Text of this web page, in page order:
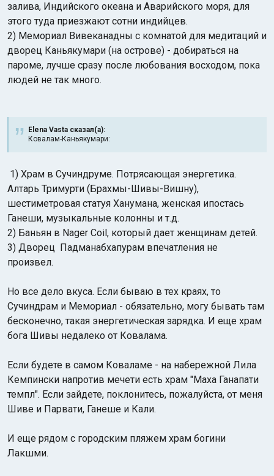
залива, Индийского океана и Аварийского моря, для
этого туда приезжают сотни индийцев.
2) Мемориал Вивеканадны с комнатой для медитаций и
дворец Каньякумари (на острове) - добираться на
пароме, лучше сразу после любования восходом, пока
людей не так много.
Elena Vasta сказал(а):
Ковалам-Каньякумари:
1) Храм в Сучиндруме. Потрясающая энергетика.
Алтарь Тримурти (Брахмы-Шивы-Вишну),
шестиметровая статуя Ханумана, женская ипостась
Ганеши, музыкальные колонны и т.д.
2) Баньян в Nager Coil, который дает женщинам детей.
3) Дворец Падманабхапурам впечатления не
произвел.
Но все дело вкуса. Если бываю в тех краях, то
Сучиндрам и Мемориал - обязательно, могу бывать там
бесконечно, такая энергетическая зарядка. И еще храм
бога Шивы недалеко от Ковалама.
Если будете в самом Коваламе - на набережной Лила
Кемпински напротив мечети есть храм "Маха Ганапати
темпл". Если зайдете, поклонитесь, пожалуйста, от меня
Шиве и Парвати, Ганеше и Кали.
И еще рядом с городским пляжем храм богини
Лакшми.